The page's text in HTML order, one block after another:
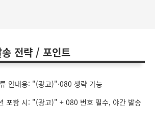
전략 / 포인트
안내용: "(광고)"·080 생략 가능
포함 시: "(광고)" + 080 번호 필수, 야간 발송